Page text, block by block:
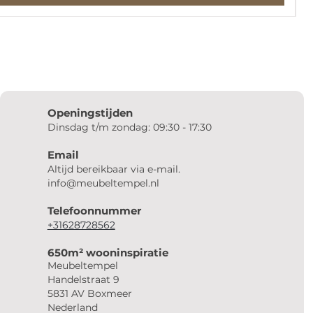
Openingstijden
Dinsdag t/m zondag: 09:30 - 17:30
Email
Altijd bereikbaar via e-mail.
info@meubeltempel.nl
Telefoonnummer
+31628728562
650m² wooninspiratie
Meubeltempel
Handelstraat 9
5831 AV Boxmeer
Nederland